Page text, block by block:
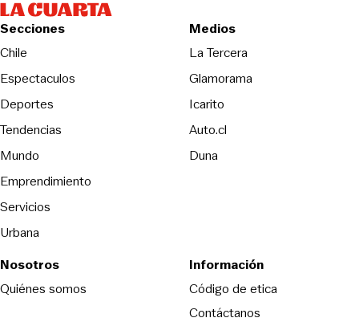
Secciones
Chile
Espectaculos
Deportes
Tendencias
Mundo
Emprendimiento
Servicios
Urbana
Medios
La TerceraOpens in new
Glamorama
Icarito
Auto.cl
DunaOpens in new window
Nosotros
Quiénes somos
Información
Código de eticaOpens in new
Contáctanos